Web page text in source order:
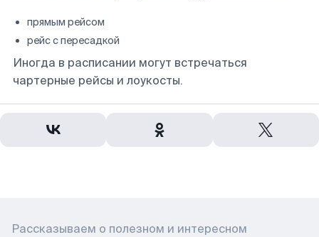
прямым рейсом
рейс с пересадкой
Иногда в расписании могут встречаться
чартерные рейсы и лоукосты.
Рассказываем о полезном и интересном